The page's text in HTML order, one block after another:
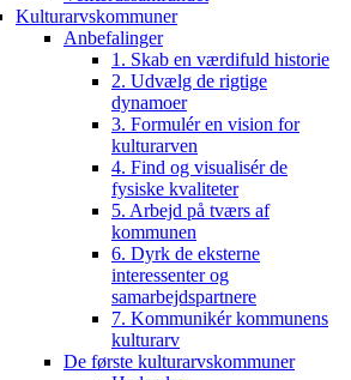
Kulturarvskommuner
Anbefalinger
1. Skab en værdifuld historie
2. Udvælg de rigtige
dynamoer
3. Formulér en vision for
kulturarven
4. Find og visualisér de
fysiske kvaliteter
5. Arbejd på tværs af
kommunen
6. Dyrk de eksterne
interessenter og
samarbejdspartnere
7. Kommunikér kommunens
kulturarv
De første kulturarvskommuner